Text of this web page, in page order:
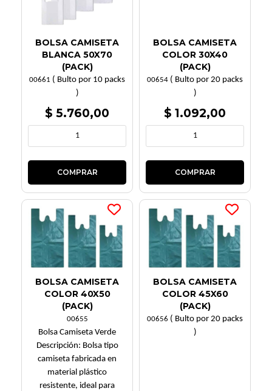
BOLSA CAMISETA
BLANCA 50X70
(PACK)
00661 ( Bulto por 10 packs
)
$ 5.760,00
BOLSA CAMISETA
COLOR 30X40
(PACK)
00654 ( Bulto por 20 packs
)
$ 1.092,00
BOLSA CAMISETA
COLOR 40X50
(PACK)
00655
Bolsa Camiseta Verde
Descripción: Bolsa tipo
camiseta fabricada en
material plástico
resistente, ideal para
BOLSA CAMISETA
COLOR 45X60
(PACK)
00656 ( Bulto por 20 packs
)